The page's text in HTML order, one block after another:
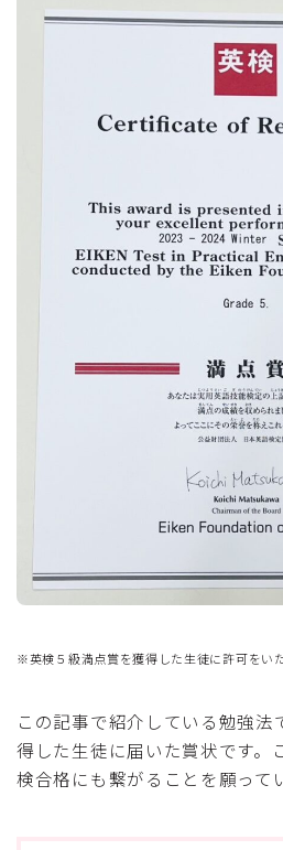
記事に関するご要望があれば、お気
お問い合わせはコ
※英検５級満点賞を獲得した生徒に許可をい
この記事で紹介している勉強法
得した生徒に届いた賞状です。
検合格にも繋がることを願って